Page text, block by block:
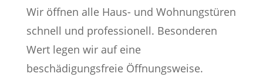
Wir öffnen alle Haus- und Wohnungstüren
schnell und professionell. Besonderen
Wert legen wir auf eine
beschädigungsfreie Öffnungsweise.